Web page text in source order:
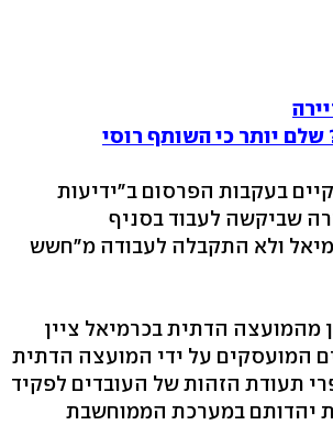
יותר כי השותף רוסי
בעקבות הפרסום ב"ידיעות
שביקשה לעבוד בסניף
ולא התקבלה לעבודה מ"חשש
מהמועצה הדתית בכרמיאל ציין
המועסקים על ידי המועצה הדתית
תעודת הזהות של העובדים לפקיד
יהדותם במערכת הממוחשבת